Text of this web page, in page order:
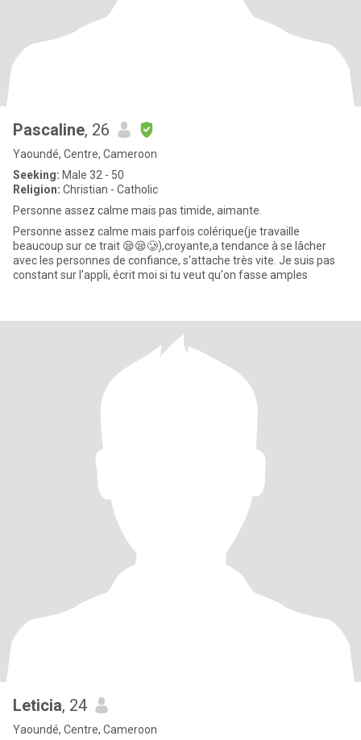
Pascaline, 26
Yaoundé, Centre, Cameroon
Seeking: Male 32 - 50
Religion: Christian - Catholic
Personne assez calme mais pas timide, aimante.
Personne assez calme mais parfois colérique(je travaille
beaucoup sur ce trait 😪😪🥲),croyante,a tendance à se lâcher
avec les personnes de confiance, s'attache très vite. Je suis pas
constant sur l'appli, écrit moi si tu veut qu'on fasse amples
Leticia, 24
Yaoundé, Centre, Cameroon